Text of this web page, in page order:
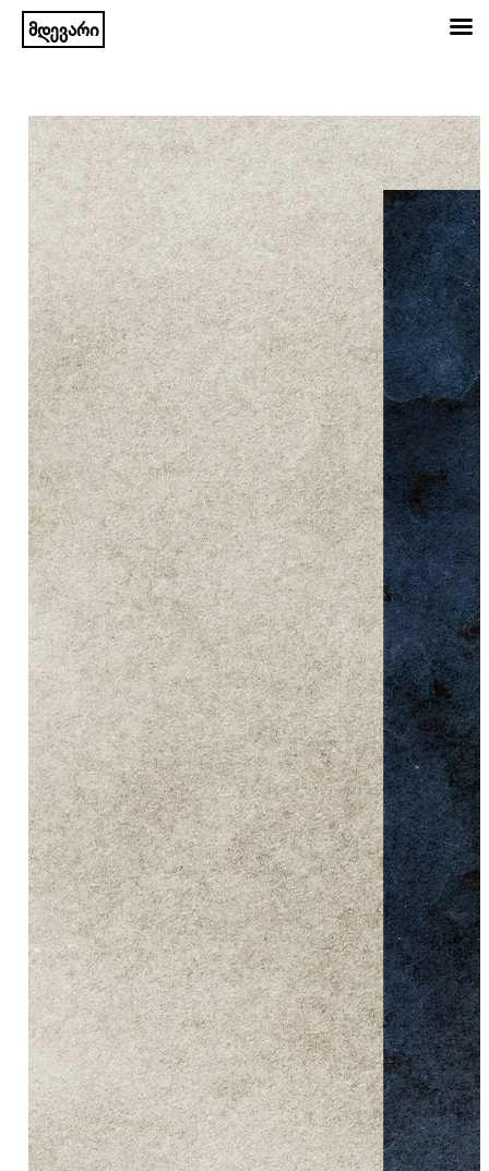
მდევარი